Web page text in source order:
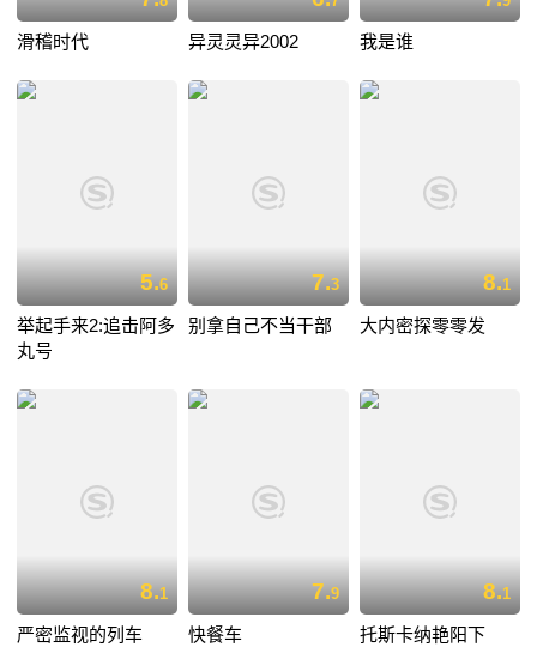
滑稽时代 异灵灵异2002 我是谁
5.6
举起手来2:追击阿多
丸号
7.3
别拿自己不当干部
8.1
大内密探零零发
8.1
严密监视的列车
7.9
快餐车
8.1
托斯卡纳艳阳下